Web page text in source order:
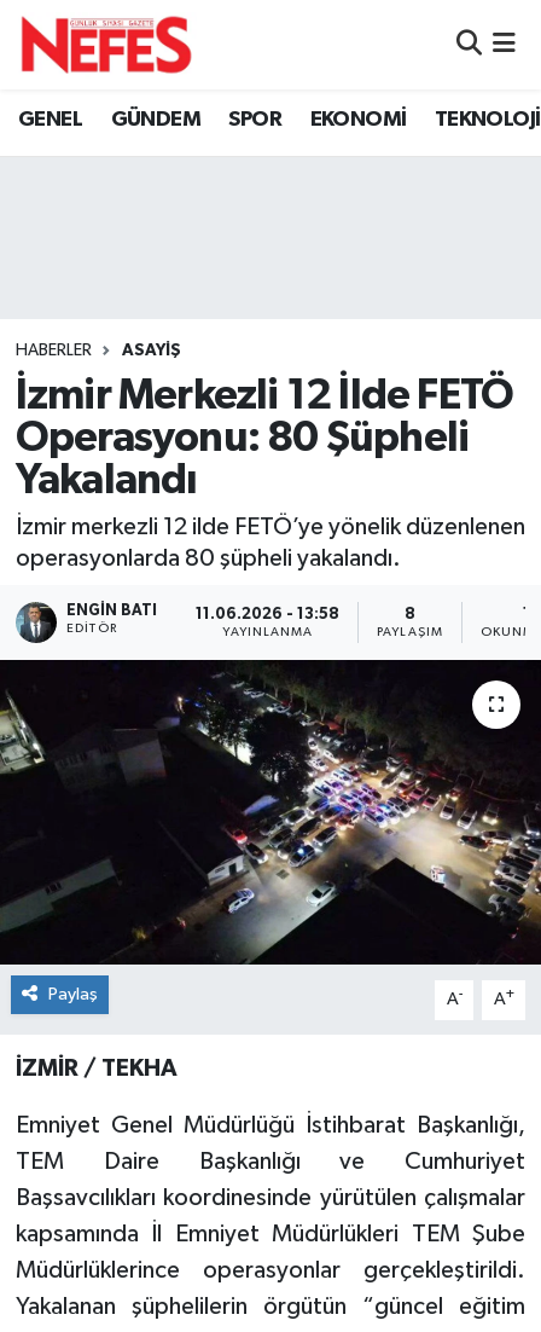
GENEL GÜNDEM SPOR EKONOMİ TEKNOLOJİ
HABERLER ASAYIŞ
İzmir Merkezli 12 İlde FETÖ
Operasyonu: 80 Şüpheli
Yakalandı
İzmir merkezli 12 ilde FETÖ’ye yönelik düzenlenen
operasyonlarda 80 şüpheli yakalandı.
ENGIN BATI
EDITÖR
11.06.2026 - 13:58
YAYINLANMA
8
PAYLAŞIM
1
Paylaş A- A+
İZMİR / TEKHA
Emniyet Genel Müdürlüğü İstihbarat Başkanlığı,
TEM Daire Başkanlığı ve Cumhuriyet
Başsavcılıkları koordinesinde yürütülen çalışmalar
kapsamında İl Emniyet Müdürlükleri TEM Şube
Müdürlüklerince operasyonlar gerçekleştirildi.
Yakalanan şüphelilerin örgütün “güncel eğitim
Hava Durumu
Süper Lig Puan Durumu ve Fikstür
Tüm Manşetler
Son Dakika Haberleri
Haber Arşivi